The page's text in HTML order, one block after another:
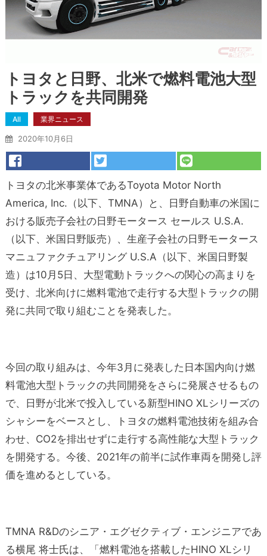
トヨタと日野、北米で燃料電池大型
トラックを共同開発
All 業界ニュース
2020年10月6日
トヨタの北米事業体であるToyota Motor North
America, Inc.（以下、TMNA）と、日野自動車の米国に
おける販売子会社の日野モータース セールス U.S.A.
（以下、米国日野販売）、生産子会社の日野モータース
マニュファクチュアリング U.S.A（以下、米国日野製
造）は10月5日、大型電動トラックへの関心の高まりを
受け、北米向けに燃料電池で走行する大型トラックの開
発に共同で取り組むことを発表した。
今回の取り組みは、今年3月に発表した日本国内向け燃
料電池大型トラックの共同開発をさらに発展させるもの
で、日野が北米で投入している新型HINO XLシリーズの
シャシーをベースとし、トヨタの燃料電池技術を組み合
わせ、CO2を排出せずに走行する高性能な大型トラック
を開発する。今後、2021年の前半に試作車両を開発し評
価を進めるとしている。
TMNA R&Dのシニア・エグゼクティブ・エンジニアであ
る横尾 将士氏は、「燃料電池を搭載したHINO XLシリ